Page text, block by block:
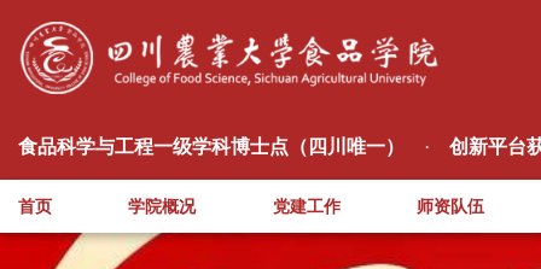
食品科学与工程一级学科博士点（四川唯一） · 创新平台
首页 学院概况 党建工作 师资队伍